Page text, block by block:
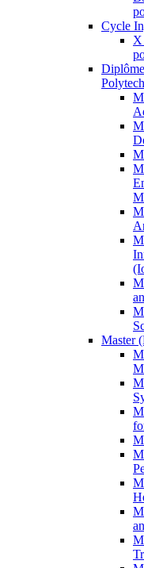
Cycle
X
Master